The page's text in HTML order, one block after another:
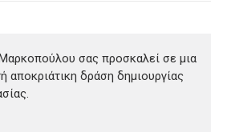
σας προσκαλεί σε μια
αποκριάτικη δράση δημιουργίας